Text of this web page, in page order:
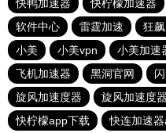
快鸭加速器
快柠檬加速器
软件中心
雷霆加速 狂
小美
小美vpn 小美加速
飞机加速器
黑洞官网
旋风加速度器
旋风加速度器
快柠檬app下载
快连加速